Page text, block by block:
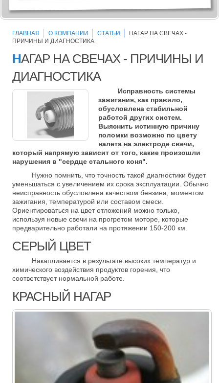
ГЛАВНАЯ О КОМПАНИИ СТАТЬИ
НАГАР НА СВЕЧАХ -
ПРИЧИНЫ И ДИАГНОСТИКА
НАГАР НА СВЕЧАХ - ПРИЧИНЫ И
ДИАГНОСТИКА
Исправность системы
зажигания, как правило,
обусловлена стабильной
работой других систем.
Выяснить истинную причину
поломки возможно по цвету
налета на электроде свечи,
который напрямую зависит от того, какие произошли
нарушения в "сердце стального коня".
Нужно помнить, что точность такой диагностики будет
уменьшаться с увеличением их срока эксплуатации. Обычно
неисправность обусловлена качеством бензина, моментом
зажигания, температурой или составом смеси.
Ориентироваться на цвет отложений можно только,
используя новые свечи на прогретом моторе, которые
предварительно работали на протяжении 150-200 км.
СЕРЫЙ ЦВЕТ
Накапливается в результате высоких температур и
химического воздействия продуктов горения, что
соответствует нормальной работе.
КРАСНЫЙ НАГАР